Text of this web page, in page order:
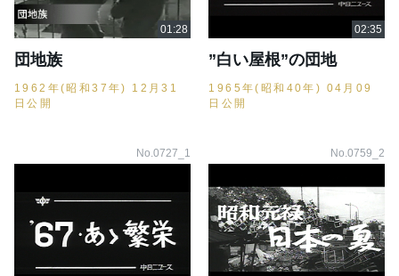
団地族
1962年(昭和37年) 12月31
日公開
”白い屋根”の団地
1965年(昭和40年) 04月09
日公開
No.0727_1 No.0759_2